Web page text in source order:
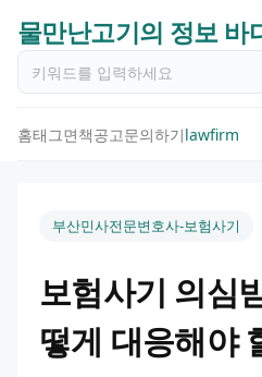
물만난고기의 정보 바
홈태그면책공고문의하기lawfirm
부산민사전문변호사-보험사기
보험사기 의심
떻게 대응해야